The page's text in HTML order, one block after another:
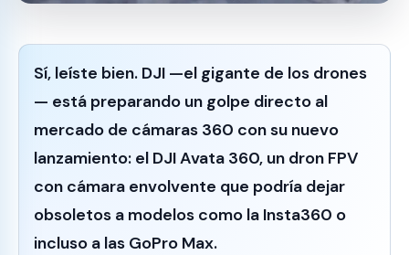
Sí, leíste bien. DJI —el gigante de los drones
— está preparando un golpe directo al
mercado de cámaras 360 con su nuevo
lanzamiento: el DJI Avata 360, un dron FPV
con cámara envolvente que podría dejar
obsoletos a modelos como la Insta360 o
incluso a las GoPro Max.